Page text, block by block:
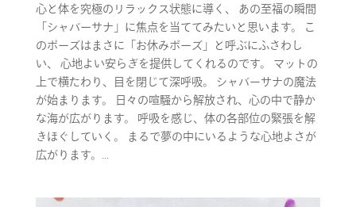
心と体を究極のリラックス状態に導く、 あの至福の瞬間
「シャバーサナ」に焦点を当ててみたいと思います。 こ
のポーズはまさに「お休みポーズ」と呼ぶにふさわし
い、 心地よい安らぎを提供してくれるのです。 マットの
上で横たわり、目を閉じて深呼吸。 シャバーサナの魔法
が始まります。 日々の喧騒から解放され、心の中で静か
な海が広がります。 呼吸を感じ、体の各部位の緊張を解
きほぐしていく。 まるで夢の中にいるような心地よさが
広がります。...